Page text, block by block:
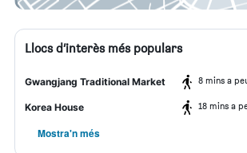
Llocs d’interès més populars
Gwangjang Traditional Market 8 mins a
Korea House 18 mins a
Mostra'n més